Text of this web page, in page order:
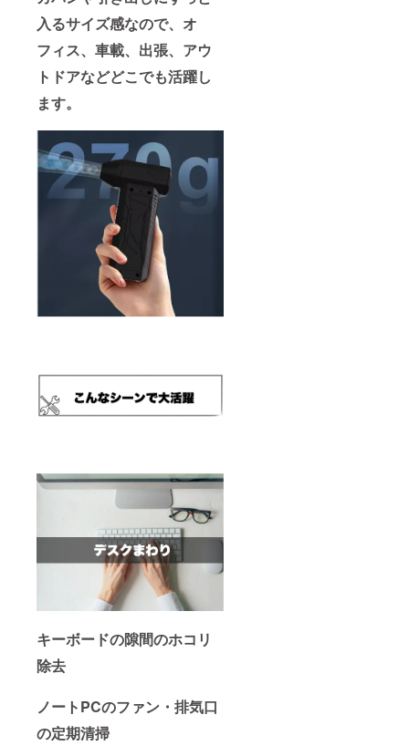
入るサイズ感なので、オ
フィス、車載、出張、アウ
トドアなどどこでも活躍し
ます。
キーボードの隙間のホコリ
除去
ノートPCのファン・排気口
の定期清掃